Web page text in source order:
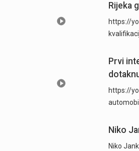
Rijeka
https://
Prvi
https://
Niko
Niko